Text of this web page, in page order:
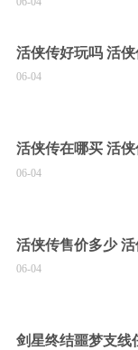
活侠传好玩吗 活
06-04
活侠传在哪买 活
06-04
活侠传售价多少
06-04
剑星终结噩梦支线